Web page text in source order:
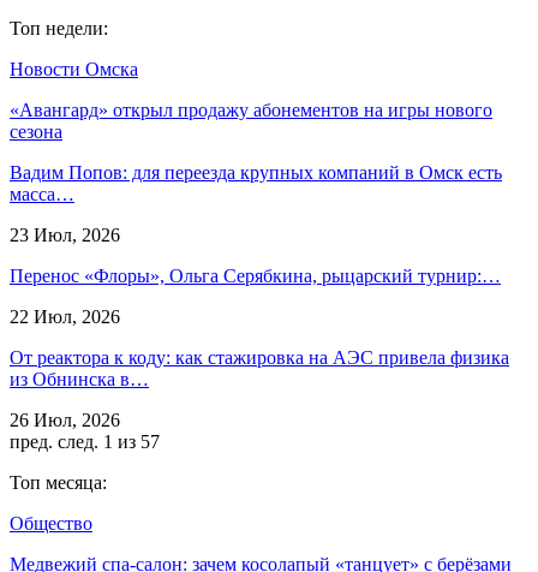
Топ недели:
Новости Омска
«Авангард» открыл продажу абонементов на игры нового
сезона
Вадим Попов: для переезда крупных компаний в Омск есть
масса…
23 Июл, 2026
Перенос «Флоры», Ольга Серябкина, рыцарский турнир:…
22 Июл, 2026
От реактора к коду: как стажировка на АЭС привела физика
из Обнинска в…
26 Июл, 2026
пред. след. 1 из 57
Топ месяца:
Общество
Медвежий спа-салон: зачем косолапый «танцует» с берёзами